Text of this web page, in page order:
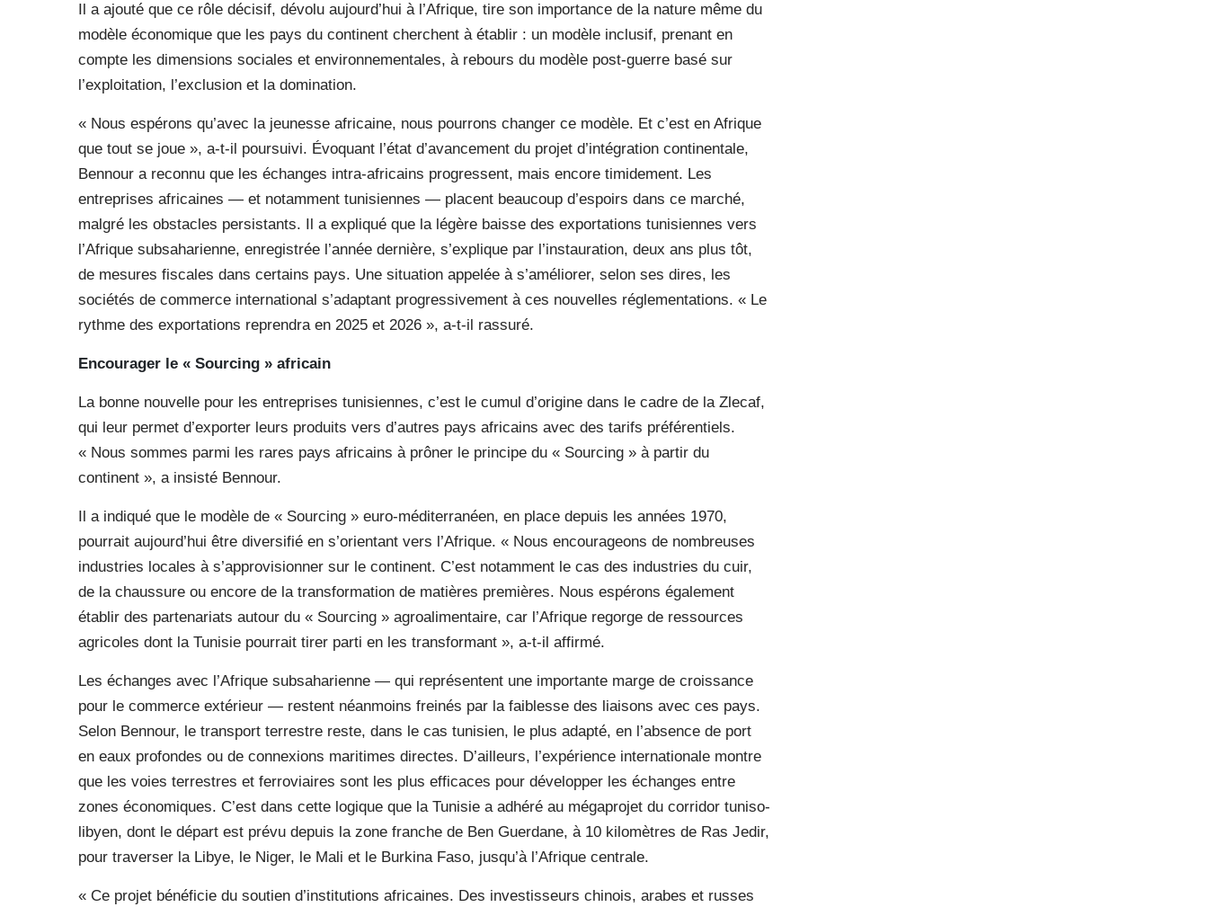
Il a ajouté que ce rôle décisif, dévolu aujourd’hui à l’Afrique, tire son importance de la nature même du
modèle économique que les pays du continent cherchent à établir : un modèle inclusif, prenant en
compte les dimensions sociales et environnementales, à rebours du modèle post-guerre basé sur
l’exploitation, l’exclusion et la domination.
« Nous espérons qu’avec la jeunesse africaine, nous pourrons changer ce modèle. Et c’est en Afrique
que tout se joue », a-t-il poursuivi. Évoquant l’état d’avancement du projet d’intégration continentale,
Bennour a reconnu que les échanges intra-africains progressent, mais encore timidement. Les
entreprises africaines — et notamment tunisiennes — placent beaucoup d’espoirs dans ce marché,
malgré les obstacles persistants. Il a expliqué que la légère baisse des exportations tunisiennes vers
l’Afrique subsaharienne, enregistrée l’année dernière, s’explique par l’instauration, deux ans plus tôt,
de mesures fiscales dans certains pays. Une situation appelée à s’améliorer, selon ses dires, les
sociétés de commerce international s’adaptant progressivement à ces nouvelles réglementations. « Le
rythme des exportations reprendra en 2025 et 2026 », a-t-il rassuré.
Encourager le « Sourcing » africain
La bonne nouvelle pour les entreprises tunisiennes, c’est le cumul d’origine dans le cadre de la Zlecaf,
qui leur permet d’exporter leurs produits vers d’autres pays africains avec des tarifs préférentiels.
« Nous sommes parmi les rares pays africains à prôner le principe du « Sourcing » à partir du
continent », a insisté Bennour.
Il a indiqué que le modèle de « Sourcing » euro-méditerranéen, en place depuis les années 1970,
pourrait aujourd’hui être diversifié en s’orientant vers l’Afrique. « Nous encourageons de nombreuses
industries locales à s’approvisionner sur le continent. C’est notamment le cas des industries du cuir,
de la chaussure ou encore de la transformation de matières premières. Nous espérons également
établir des partenariats autour du « Sourcing » agroalimentaire, car l’Afrique regorge de ressources
agricoles dont la Tunisie pourrait tirer parti en les transformant », a-t-il affirmé.
Les échanges avec l’Afrique subsaharienne — qui représentent une importante marge de croissance
pour le commerce extérieur — restent néanmoins freinés par la faiblesse des liaisons avec ces pays.
Selon Bennour, le transport terrestre reste, dans le cas tunisien, le plus adapté, en l’absence de port
en eaux profondes ou de connexions maritimes directes. D’ailleurs, l’expérience internationale montre
que les voies terrestres et ferroviaires sont les plus efficaces pour développer les échanges entre
zones économiques. C’est dans cette logique que la Tunisie a adhéré au mégaprojet du corridor tuniso-
libyen, dont le départ est prévu depuis la zone franche de Ben Guerdane, à 10 kilomètres de Ras Jedir,
pour traverser la Libye, le Niger, le Mali et le Burkina Faso, jusqu’à l’Afrique centrale.
« Ce projet bénéficie du soutien d’institutions africaines. Des investisseurs chinois, arabes et russes